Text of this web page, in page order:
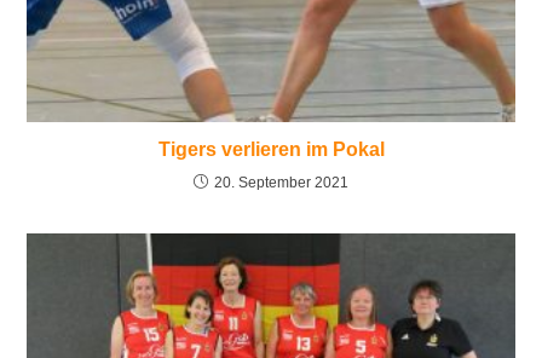
Tigers verlieren im Pokal
20. September 2021